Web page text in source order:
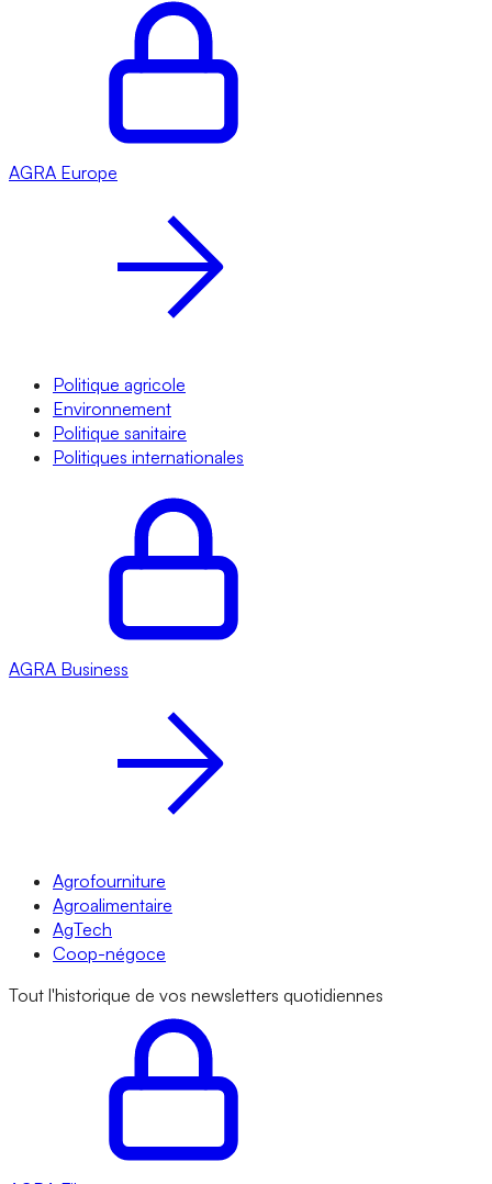
AGRA Europe
Politique agricole
Environnement
Politique sanitaire
Politiques internationales
AGRA Business
Agrofourniture
Agroalimentaire
AgTech
Coop-négoce
Tout l'historique de vos newsletters quotidiennes